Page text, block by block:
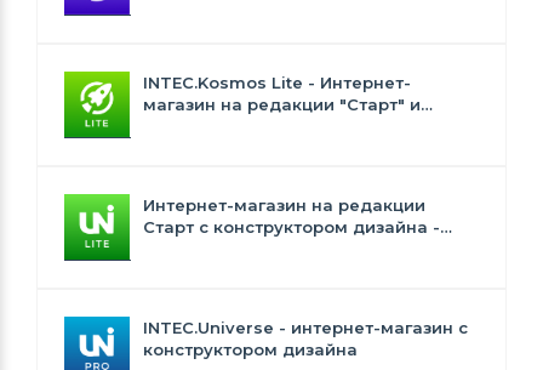
INTEC.Kosmos Lite - Интернет-
магазин на редакции "Старт" и
Интернет-магазин на редакции
Старт с конструктором дизайна -
INTEC.Universe - интернет-магазин с
конструктором дизайна